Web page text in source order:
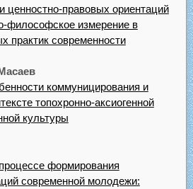
ценностно-правовых ориентаций
философское измерение в
практик современности
коммуницирования и
топохронно-аксиогенной
культуры
формирования
современной молодежи: